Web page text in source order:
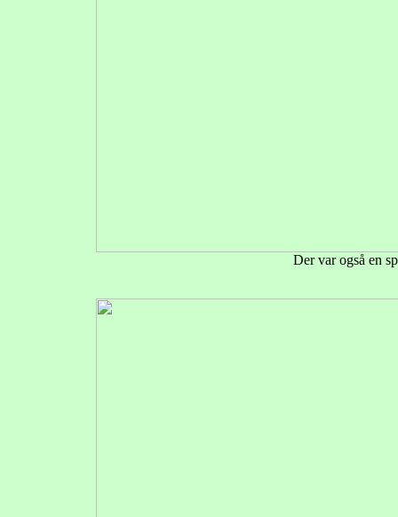
Der var også en